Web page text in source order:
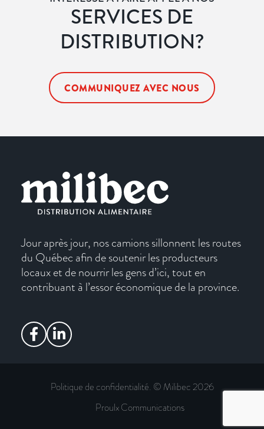
SERVICES DE
DISTRIBUTION?
COMMUNIQUEZ AVEC NOUS
Jour après jour, nos camions sillonnent les routes
du Québec afin de soutenir les producteurs
locaux et de nourrir les gens d’ici, tout en
contribuant à l’essor économique de la province.
Politique de confidentialité. © Milibec2026
Proulx Communications